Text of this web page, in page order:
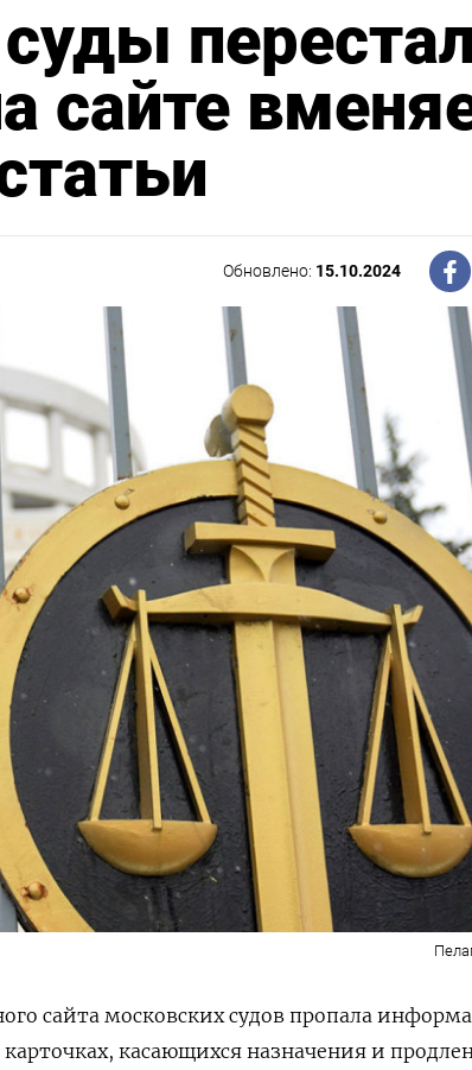
сайте
Обновлено: 15.10.2024
сайта московских судов пропала
карточках, касающихся назначения и